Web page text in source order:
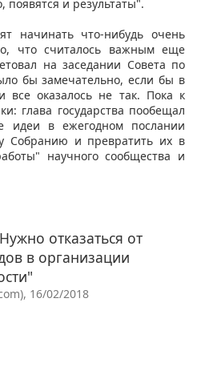
появятся и результаты".
начинать что-нибудь очень
что считалось важным еще
на заседании Совета по
бы замечательно, если бы в
все оказалось не так. Пока к
глава государства пообещал
идеи в ежегодном послании
Собранию и превратить их в
научного сообщества и
отказаться от
в организации
16/02/2018